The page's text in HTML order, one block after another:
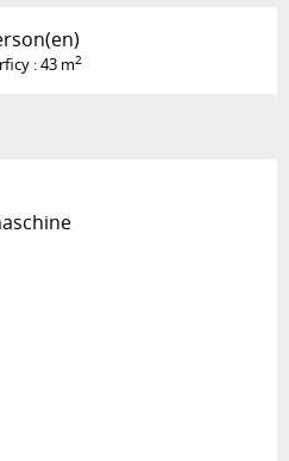
: 43 m2